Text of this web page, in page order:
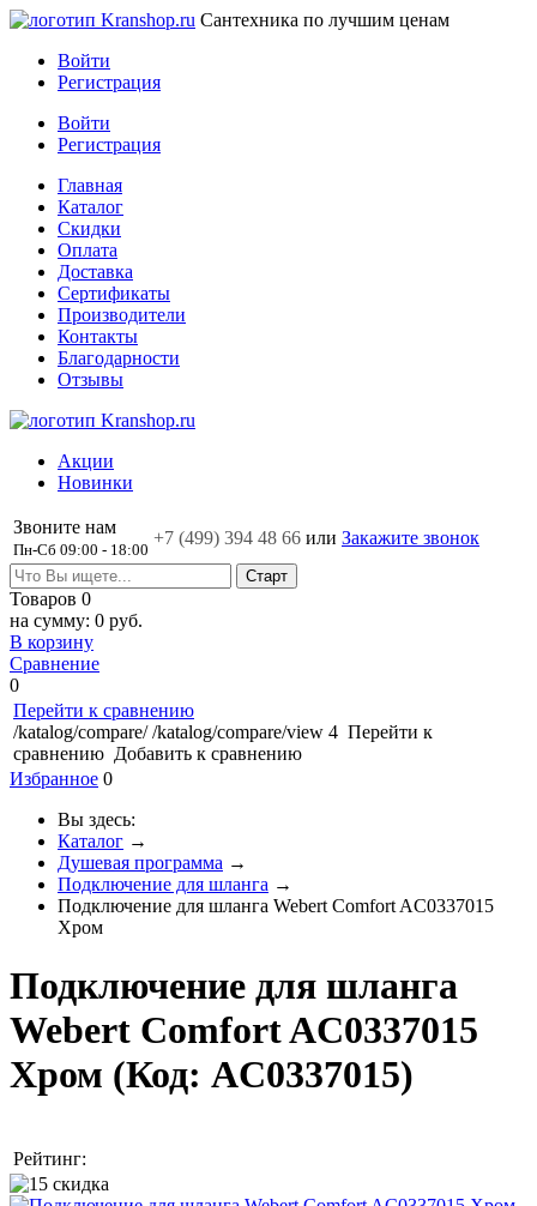
Сантехника по лучшим ценам
Войти
Регистрация
Войти
Регистрация
Главная
Каталог
Скидки
Оплата
Доставка
Сертификаты
Производители
Контакты
Благодарности
Отзывы
Акции
Новинки
Звоните нам
Пн-Сб 09:00 - 18:00
+7 (499) 394 48 66 или Закажите звонок
Товаров 0
на сумму: 0 руб.
В корзину
Сравнение
0
Перейти к сравнению
/katalog/compare/ /katalog/compare/view 4 Перейти к
сравнению Добавить к сравнению
Избранное 0
Вы здесь:
Каталог →
Душевая программа →
Подключение для шланга →
Подключение для шланга Webert Comfort AC0337015
Хром
Подключение для шланга
Webert Comfort AC0337015
Хром (Код: AC0337015)
Рейтинг: